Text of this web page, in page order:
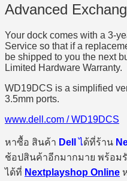
Advanced
Your dock comes with a 3-
Service so that if a
be shipped to you the next
Limited Hardware Warranty.
WD19DCS is a simplified
3.5mm ports.
www.dell.com / WD19DCS
หาซื้อ สินค้า Dell ได้ที่ร้าน
ช้อปสินค้าอีกมากมาย พร้อม
ได้ที่ Nextplayshop Online